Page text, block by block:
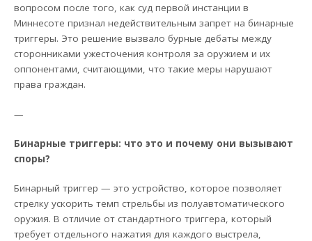
вопросом после того, как суд первой инстанции в
Миннесоте признал недействительным запрет на бинарные
триггеры. Это решение вызвало бурные дебаты между
сторонниками ужесточения контроля за оружием и их
оппонентами, считающими, что такие меры нарушают
права граждан.
—
Бинарные триггеры: что это и почему они вызывают
споры?
Бинарный триггер — это устройство, которое позволяет
стрелку ускорить темп стрельбы из полуавтоматического
оружия. В отличие от стандартного триггера, который
требует отдельного нажатия для каждого выстрела,